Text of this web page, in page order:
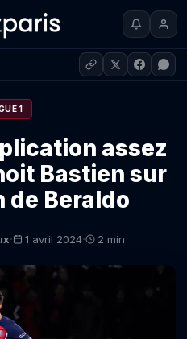
1
assez
Bastien sur
de Beraldo
· 1 avril 2024· 2 min